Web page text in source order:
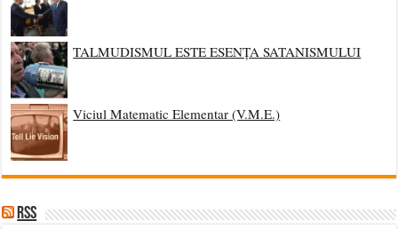
TALMUDISMUL ESTE ESENȚA SATANISMULUI
Viciul Matematic Elementar (V.M.E.)
RSS